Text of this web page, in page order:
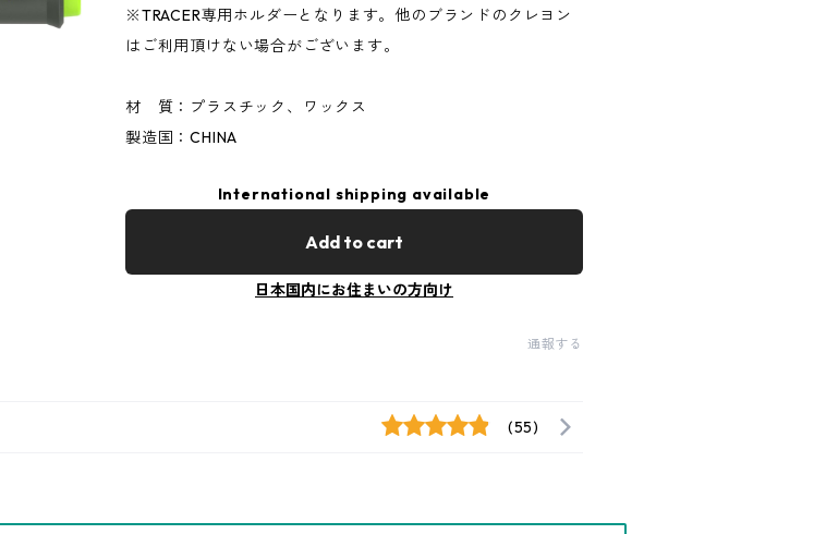
※TRACER専用ホルダーとなります。他のブランドのクレヨン
はご利用頂けない場合がございます。
材 質：プラスチック、ワックス
製造国：CHINA
International shipping available
Add to cart
日本国内にお住まいの方向け
通報する
(55)